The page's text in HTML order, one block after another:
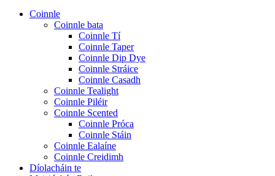
Coinnle
Coinnle bata
Coinnle Tí
Coinnle Taper
Coinnle Dip Dye
Coinnle Stráice
Coinnle Casadh
Coinnle Tealight
Coinnle Piléir
Coinnle Scented
Coinnle Próca
Coinnle Stáin
Coinnle Ealaíne
Coinnle Creidimh
Díolacháin te